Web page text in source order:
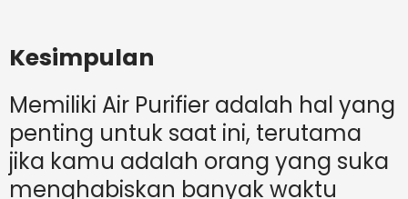
Kesimpulan
Memiliki Air Purifier adalah hal yang
penting untuk saat ini, terutama
jika kamu adalah orang yang suka
menghabiskan banyak waktu